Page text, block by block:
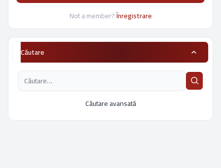
Not a member?Înregistrare
Căutare
Căutare avansată